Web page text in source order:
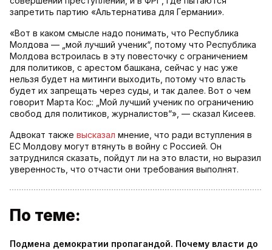
запретить партию «Альтернатива для Германии».
«Вот в каком смысле надо понимать, что Республика
Молдова — „мой лучший ученик“, потому что Республика
Молдова встроилась в эту повесточку с ограничением
для политиков, с арестом башкана, сейчас у нас уже
нельзя будет на митинги выходить, потому что власть
будет их запрещать через суды, и так далее. Вот о чем
говорит Марта Кос: „Мой лучший ученик по ограничению
свобод для политиков, журналистов“», — сказал Кисеев.
Адвокат также высказал мнение, что ради вступления в
ЕС Молдову могут втянуть в войну с Россией. Он
затруднился сказать, пойдут ли на это власти, но выразил
уверенность, что отчасти они требования выполнят.
По теме:
Подмена демократии пропагандой. Почему власти до